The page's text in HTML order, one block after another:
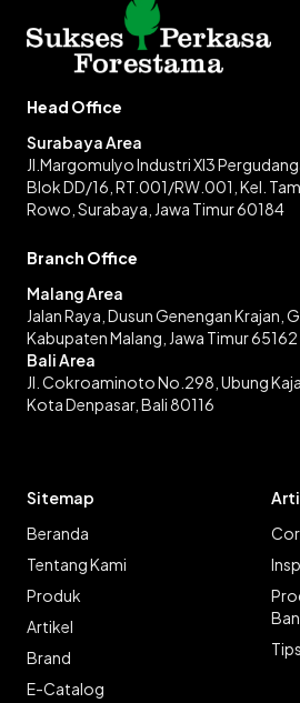
Head Office
Surabaya Area
Jl.Margomulyo Industri XI3
Blok DD/16, RT.001/RW.001, Kel.
Rowo, Surabaya, Jawa Timur 60184
Branch Office
Malang Area
Jalan Raya, Dusun Genengan Krajan,
Kabupaten Malang, Jawa Timur 65162
Bali Area
Jl. Cokroaminoto No.298, Ubung
Kota Denpasar, Bali 80116
Sitemap
Beranda
Tentang Kami
Produk
Artikel
Brand
E-Catalog